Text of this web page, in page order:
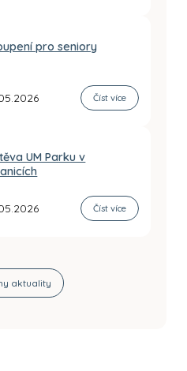
pro seniory
Číst více
UM Parku v
Číst více
aktuality